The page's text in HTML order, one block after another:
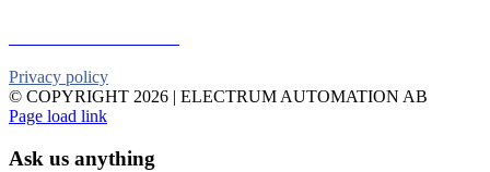
Privacy policy
© COPYRIGHT 2026 | ELECTRUM AUTOMATION AB
Facebook
YouTube
Email
Page load link
Ask us anything